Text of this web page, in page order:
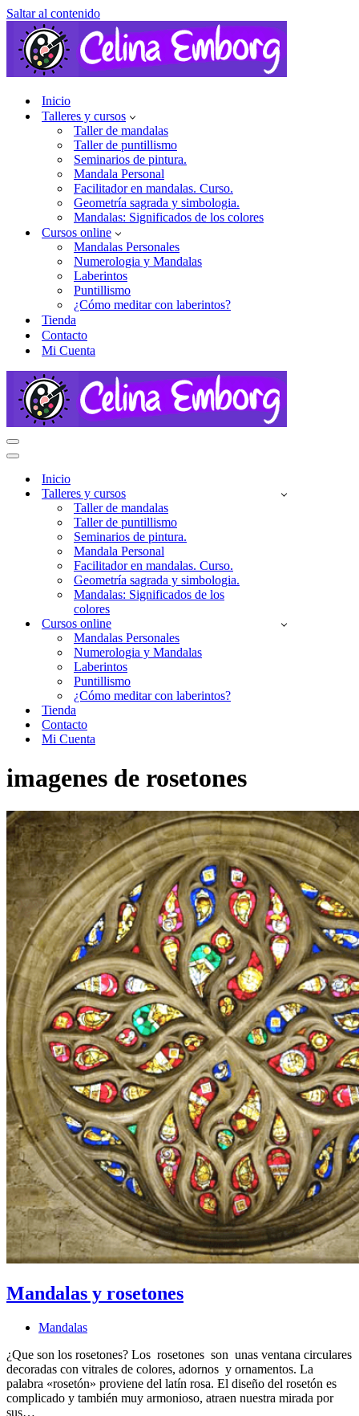
Saltar al contenido
Inicio
Talleres y cursos
Taller de mandalas
Taller de puntillismo
Seminarios de pintura.
Mandala Personal
Facilitador en mandalas. Curso.
Geometría sagrada y simbologia.
Mandalas: Significados de los colores
Cursos online
Mandalas Personales
Numerologia y Mandalas
Laberintos
Puntillismo
¿Cómo meditar con laberintos?
Tienda
Contacto
Mi Cuenta
Menú
de
Menú
navegación
Inicio
Talleres y cursos
Taller de mandalas
Taller de puntillismo
Seminarios de pintura.
Mandala Personal
Facilitador en mandalas. Curso.
Geometría sagrada y simbologia.
Mandalas: Significados de los
colores
Cursos online
Mandalas Personales
Numerologia y Mandalas
Laberintos
Puntillismo
¿Cómo meditar con laberintos?
Tienda
Contacto
Mi Cuenta
imagenes de rosetones
Mandalas y rosetones
Mandalas
¿Que son los rosetones? Los rosetones son unas ventana circulares
decoradas con vitrales de colores, adornos y ornamentos. La
palabra «rosetón» proviene del latín rosa. El diseño del rosetón es
complicado y también muy armonioso, atraen nuestra mirada por
sus…